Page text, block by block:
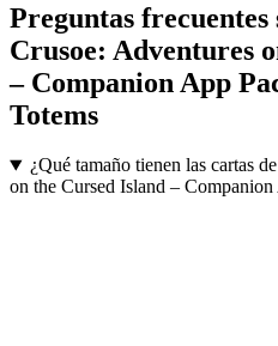
Preguntas frecuentes
Crusoe: Adventures
– Companion App
Totems
¿Qué tamaño tienen las cartas
on the Cursed Island –